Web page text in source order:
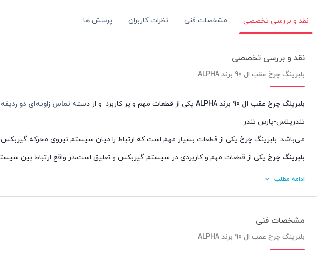
نقد و بررسی تخصصی مشخصات فنی نظرات کاربران پرسش ها
نقد و بررسی تخصصی
بلبرینگ چرخ عقب ال 90 برند ALPHA
بلبرینگ چرخ عقب ال 90 برند ALPHA یکی از قطعات مهم و پر کاربرد و از دسته تماس زاویه‌ای دو ردیفه
تندرپلاس-پارس تندر
می‌باشد. بلبرینگ چرخ یکی از قطعات بسیار مهم است که ارتباط را میان سیستم نیروی محرکه
بلبرینگ چرخ یکی از قطعات مهم و کاربردی در سیستم گیربکس و تعلیق است،در واقع ارتباط بین
میشوند، صدا اولین علائم خرابی بلبرینگ چرخ است.
ادامه مطلب
مشخصات فنی
بلبرینگ چرخ عقب ال 90 برند ALPHA